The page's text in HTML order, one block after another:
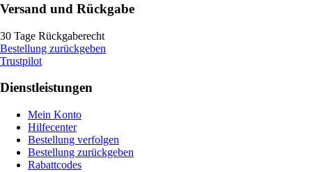
Versand und Rückgabe
30 Tage Rückgaberecht
Bestellung zurückgeben
Trustpilot
Dienstleistungen
Mein Konto
Hilfecenter
Bestellung verfolgen
Bestellung zurückgeben
Rabattcodes